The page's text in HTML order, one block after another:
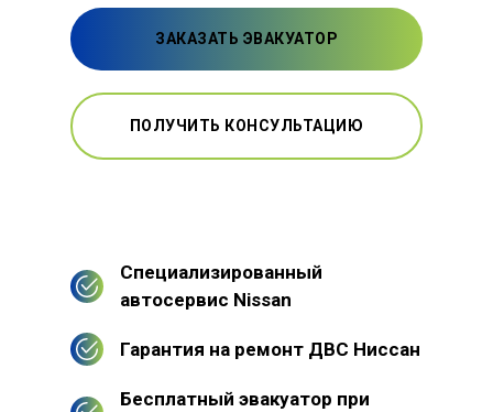
ЗАКАЗАТЬ ЭВАКУАТОР
ПОЛУЧИТЬ КОНСУЛЬТАЦИЮ
Специализированный
автосервис Nissan
Гарантия на ремонт ДВС Ниссан
Бесплатный эвакуатор при